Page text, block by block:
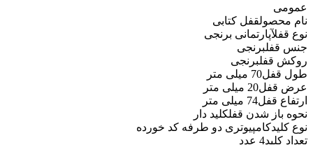
عمومی
نام محصولقفل کتابی
نوع قفلآپارتمانی برنجی
جنس قفلبرنجی
روکش قفلبرنجی
طول قفل70 میلی متر
عرض قفل20 میلی متر
ارتفاع قفل74 میلی متر
نحوه باز شدن قفلکلید دار
نوع کلیدکامپیوتری دو طرفه کد خورده
تعداد کلید4 عدد